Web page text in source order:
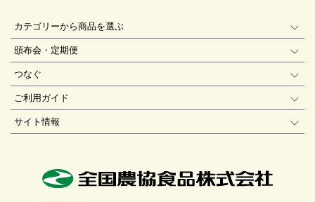
カテゴリーから商品を選ぶ
頒布会・定期便
つなぐ
ご利用ガイド
サイト情報